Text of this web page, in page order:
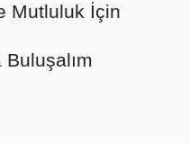
Mutluluk İçin